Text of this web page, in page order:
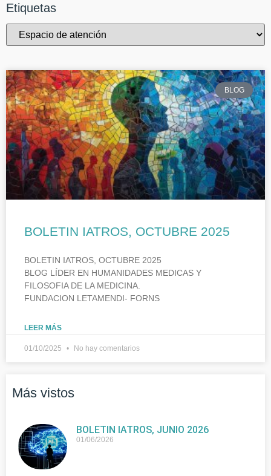
Etiquetas
BLOG
BOLETIN IATROS, OCTUBRE 2025
BOLETIN IATROS, OCTUBRE 2025
BLOG LÍDER EN HUMANIDADES MEDICAS Y
FILOSOFIA DE LA MEDICINA.
FUNDACION LETAMENDI- FORNS
LEER MÁS
01/10/2025 No hay comentarios
Más vistos
BOLETIN IATROS, JUNIO 2026
01/06/2026